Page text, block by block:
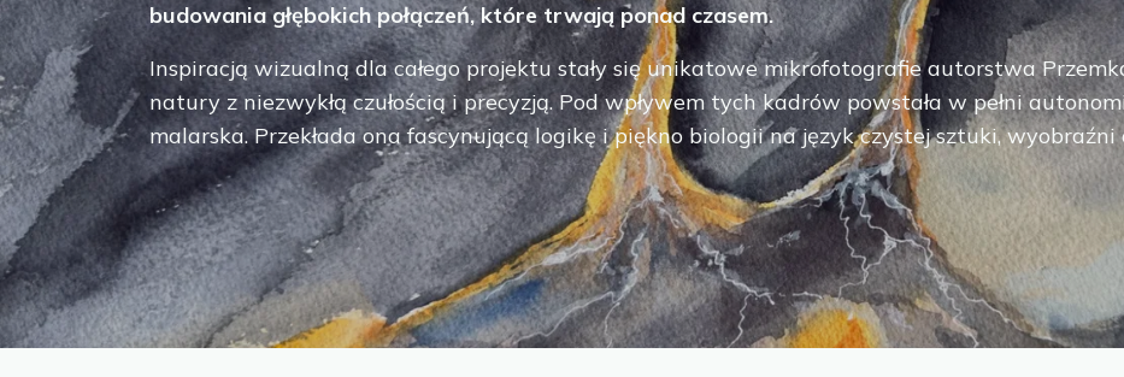
budowania głębokich połączeń, które trwają ponad czasem.
Inspiracją wizualną dla całego projektu stały się unikatowe mikrofotografie autorstwa
natury z niezwykłą czułością i precyzją. Pod wpływem tych kadrów powstała w pełni
malarska. Przekłada ona fascynującą logikę i piękno biologii na język czystej sztuki, wyobraźni